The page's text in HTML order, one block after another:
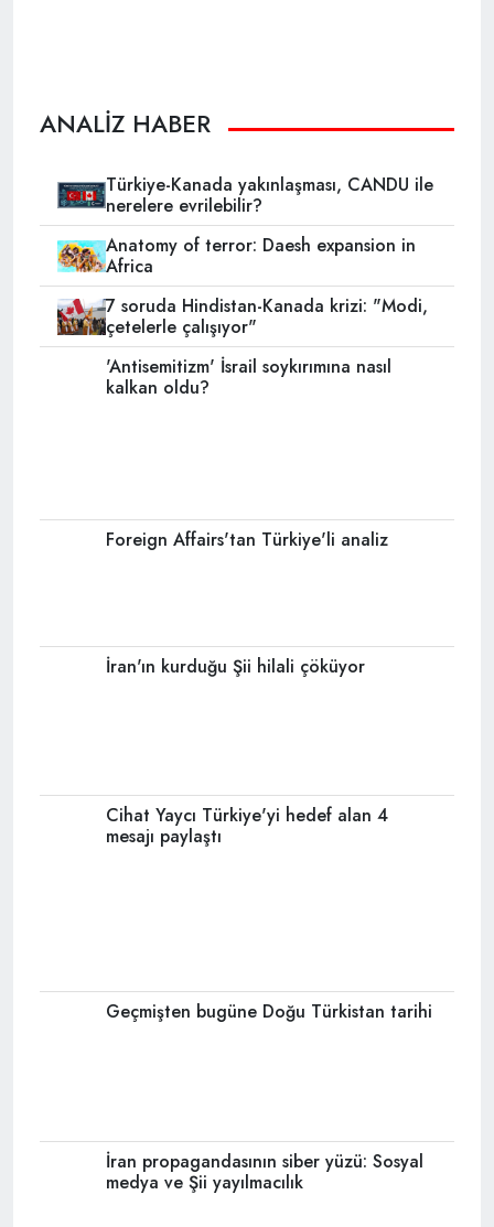
ANALİZ HABER
Türkiye-Kanada yakınlaşması, CANDU ile
nerelere evrilebilir?
Anatomy of terror: Daesh expansion in
Africa
7 soruda Hindistan-Kanada krizi: "Modi,
çetelerle çalışıyor"
'Antisemitizm' İsrail soykırımına nasıl
kalkan oldu?
Foreign Affairs'tan Türkiye'li analiz
İran'ın kurduğu Şii hilali çöküyor
Cihat Yaycı Türkiye'yi hedef alan 4
mesajı paylaştı
Geçmişten bugüne Doğu Türkistan tarihi
İran propagandasının siber yüzü: Sosyal
medya ve Şii yayılmacılık